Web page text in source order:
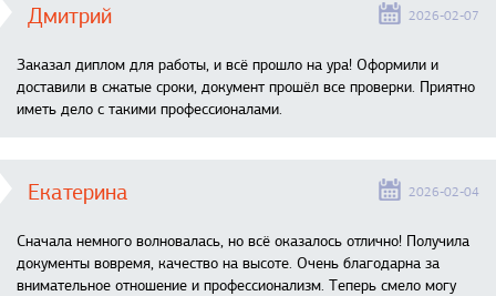
Дмитрий 2026-02-07
Заказал диплом для работы, и всё прошло на ура! Оформили и
доставили в сжатые сроки, документ прошёл все проверки. Приятно
иметь дело с такими профессионалами.
Екатерина 2026-02-04
Сначала немного волновалась, но всё оказалось отлично! Получила
документы вовремя, качество на высоте. Очень благодарна за
внимательное отношение и профессионализм. Теперь смело могу